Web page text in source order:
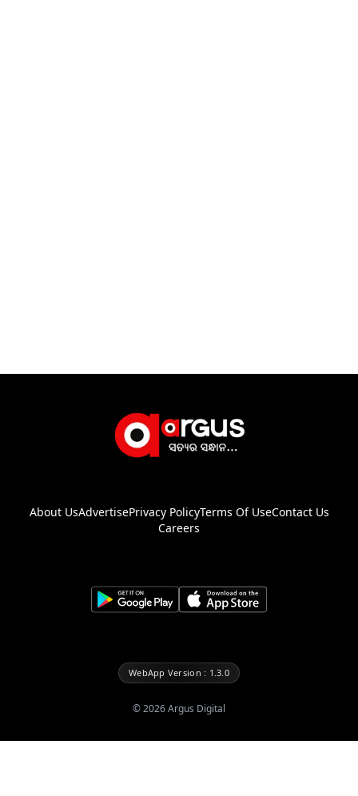
About UsAdvertisePrivacy PolicyTerms Of UseContact Us
Careers
WebApp Version : 1.3.0
©2026Argus Digital